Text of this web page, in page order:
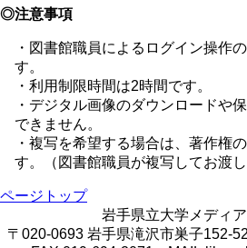
◎注意事項
・図書館職員によるログイン操作
す。
・利用制限時間は2時間です。
・デジタル画像のダウンロードや
できません。
・複写を希望する場合は、著作権
す。（図書館職員が複写してお渡し
ページトップ
岩手県立大学メディ
〒020-0693 岩手県滝沢市巣子